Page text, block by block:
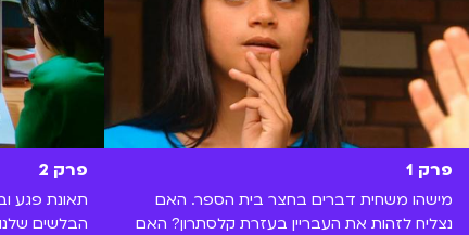
פרק 1
מישהו משחית דברים בחצר בית הספר. האם
נצליח לזהות את העבריין בעזרת קלסתרון? האם
פרק 2
תאונת פגע
הבלשים